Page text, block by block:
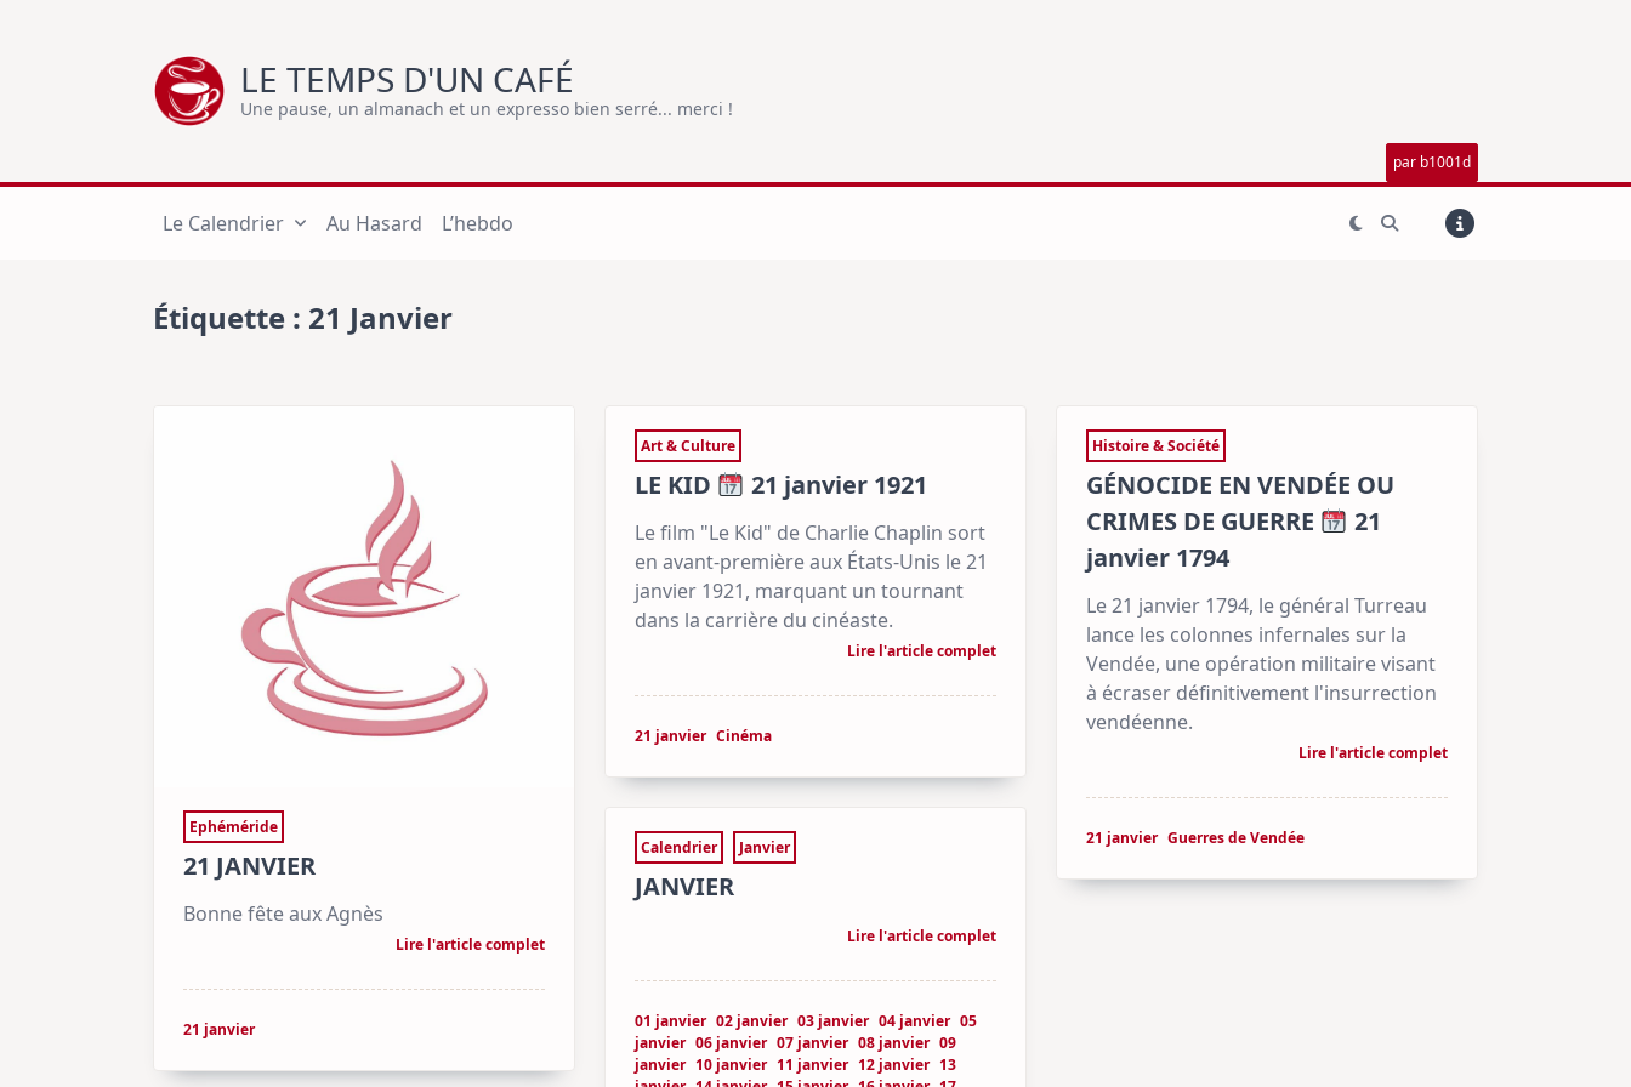
LE TEMPS D'UN CAFÉ
Une pause, un almanach et un expresso bien serré... merci !
par b1001d
Le Calendrier Au Hasard L’hebdo
Étiquette : 21 Janvier
Ephéméride
21 JANVIER
Bonne fête aux Agnès
Lire l'article complet
21 janvier
Art & Culture
LE KID 21 janvier 1921
Le film "Le Kid" de Charlie Chaplin sort
en avant-première aux États-Unis le 21
janvier 1921, marquant un tournant
dans la carrière du cinéaste.
Lire l'article complet
21 janvier Cinéma
Histoire & Société
GÉNOCIDE EN VENDÉE OU
CRIMES DE GUERRE
21
janvier 1794
Le 21 janvier 1794, le général Turreau
lance les colonnes infernales sur la
Vendée, une opération militaire visant
à écraser définitivement l'insurrection
vendéenne.
Lire l'article complet
21 janvier Guerres de Vendée
Calendrier Janvier
JANVIER
Lire l'article complet
01 janvier 02 janvier 03 janvier 04 janvier 05
janvier 06 janvier 07 janvier 08 janvier 09
janvier 10 janvier 11 janvier 12 janvier 13